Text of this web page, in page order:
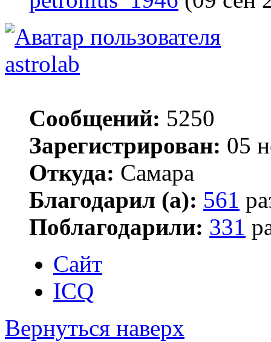
astrolab
Сообщений: 5250
Зарегистрирован: 05
Откуда: Самара
Благодарил (а): 561
Поблагодарили: 331
Сайт
ICQ
Вернуться наверх